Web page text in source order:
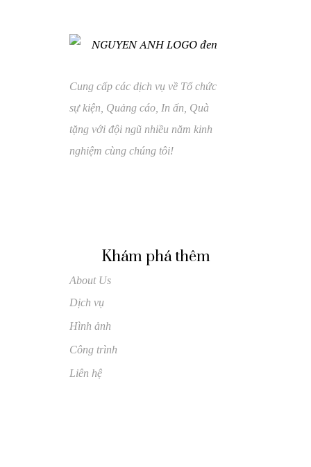
Cung cấp các dịch vụ về Tổ chức
sự kiện, Quảng cáo, In ấn, Quà
tặng với đội ngũ nhiều năm kinh
nghiệm cùng chúng tôi!
Khám phá thêm
About Us
Dịch vụ
Hình ảnh
Công trình
Liên hệ